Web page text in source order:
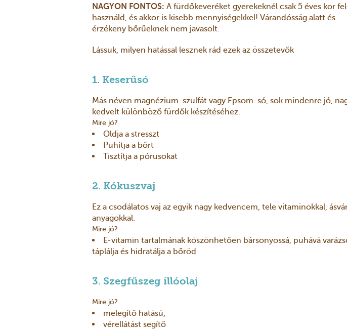
NAGYON FONTOS: A fürdőkeveréket gyerekeknél csak 5 éves kor
használd, és akkor is kisebb mennyiségekkel! Várandósság alatt és
érzékeny bőrűeknek nem javasolt.
Lássuk, milyen hatással lesznek rád ezek az összetevők
1. Keserűsó
Más néven magnézium-szulfát vagy Epsom-só, sok mindenre jó,
kedvelt különböző fürdők készítéséhez.
Mire jó?
Oldja a stresszt
Puhítja a bőrt
Tisztítja a pórusokat
2. Kókuszvaj
Ez a csodálatos vaj az egyik nagy kedvencem, tele vitaminokkal,
anyagokkal.
Mire jó?
E-vitamin tartalmának köszönhetően bársonyossá, puhává
táplálja és hidratálja a bőröd
3. Szegfűszeg illóolaj
Mire jó?
melegítő hatású,
vérellátást segítő